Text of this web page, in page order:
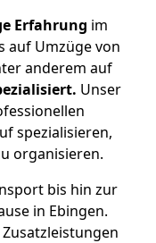
Erfahrung im
auf Umzüge von
anderem auf
Unser
spezialisieren,
organisieren.
bis hin zur
in Ebingen.